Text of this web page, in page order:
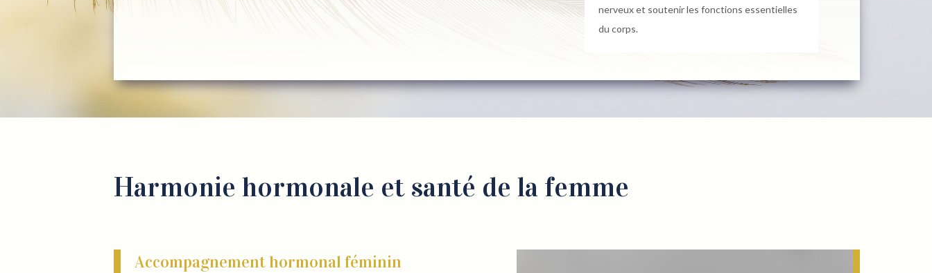
nerveux et soutenir les fonctions essentielles
du corps.
Harmonie hormonale et santé de la femme
Accompagnement hormonal féminin